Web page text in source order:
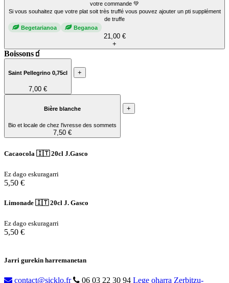
votre commande 💚
Si vous souhaitez que votre plat soit très truffé vous pouvez ajouter un pti supplément
de truffe
Begetarianoa
Beganoa
21,00 €
+
Boissons🧃
Saint Pellegrino 0,75cl
7,00 €
+
Bière blanche
Bio et locale de chez l'ivresse des sommets
7,50 €
+
Cacaocola 🇮🇹 20cl J.Gasco
Ez dago eskuragarri
5,50 €
Limonade 🇮🇹 20cl J. Gasco
Ez dago eskuragarri
5,50 €
Jarri gurekin harremanetan
contact@sicklo.fr 06 03 22 30 94 Lege oharra Zerbitzu-